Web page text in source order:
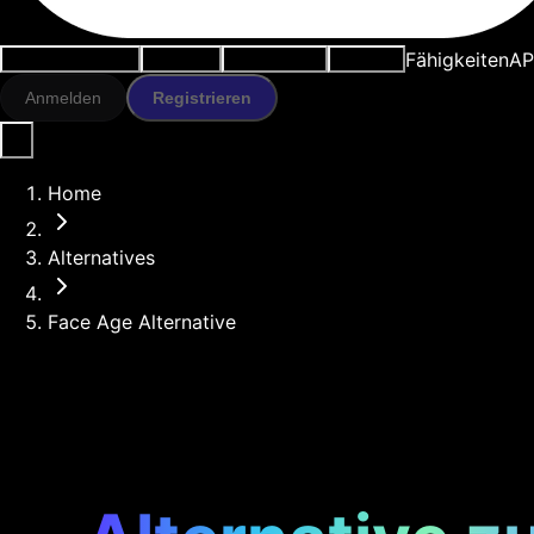
Fähigkeiten
Anmelden Registrieren
Home
Alternatives
Face Age Alternative